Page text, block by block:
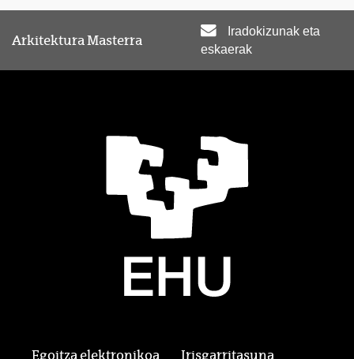
Arkitektura Masterra
Iradokizunak eta
eskaerak
Egoitza elektronikoa Irisgarritasuna